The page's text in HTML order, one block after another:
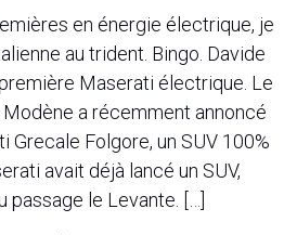
en énergie électrique, je
au trident. Bingo. Davide
Maserati électrique. Le
a récemment annoncé
Grecale Folgore, un SUV 100%
avait déjà lancé un SUV,
passage le Levante. […]